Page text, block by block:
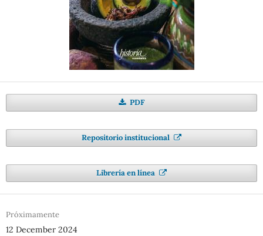
PDF
Repositorio institucional
Librería en línea
Próximamente
12 December 2024